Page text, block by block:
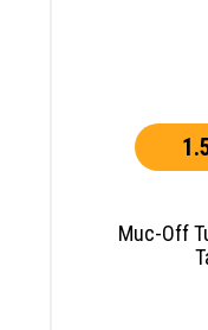
Muc-Off